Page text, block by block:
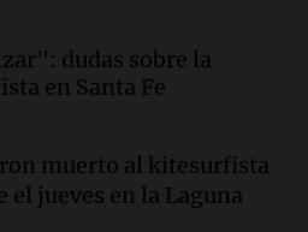
una casa del
municipios
Rosario Central a
en contra) - relato
dudas sobre la
en Santa Fe
muerto al kitesurfista
el jueves en la Laguna